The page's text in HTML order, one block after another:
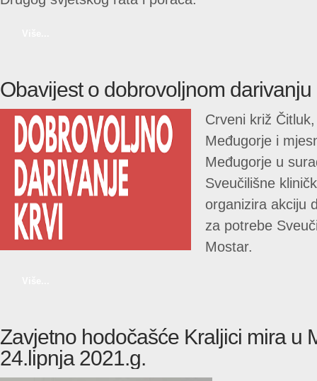
Obavijest o dobrovoljnom darivanju
Crveni križ
Međugorje i
Međugorje u
Sveučilišne
organizira akciju
za potrebe
Mostar.
Zavjetno hodočašće Kraljici mira u
24.lipnja 2021.g.